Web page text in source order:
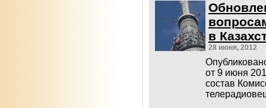
в
28 июня, 2012
от 9 июня
состав